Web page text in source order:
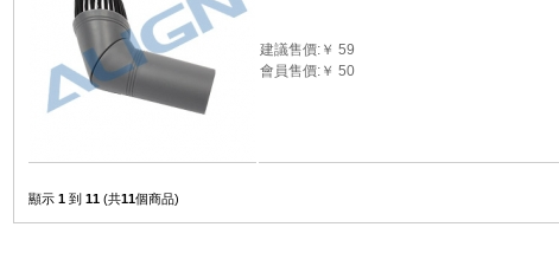
建議售價:￥ 59
會員售價:￥ 50
顯示 1 到 11 (共11個商品)